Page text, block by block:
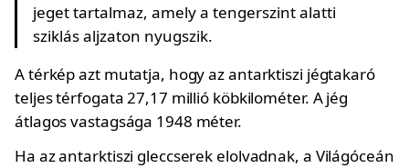
jeget tartalmaz, amely a tengerszint alatti
sziklás aljzaton nyugszik.
A térkép azt mutatja, hogy az antarktiszi jégtakaró
teljes térfogata 27,17 millió köbkilométer. A jég
átlagos vastagsága 1948 méter.
Ha az antarktiszi gleccserek elolvadnak, a Világóceán